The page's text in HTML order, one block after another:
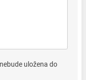
uložena do